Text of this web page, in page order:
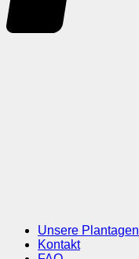
Unsere Plantagen
Kontakt